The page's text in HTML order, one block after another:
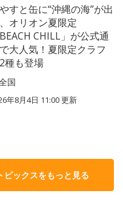
すと缶に“沖縄の海”が出
オリオン夏限定
BEACH CHILL」が公式通
大人気！夏限定クラフ
2種も登場
国
年8月4日 11:00更新
ピックスをもっと見る